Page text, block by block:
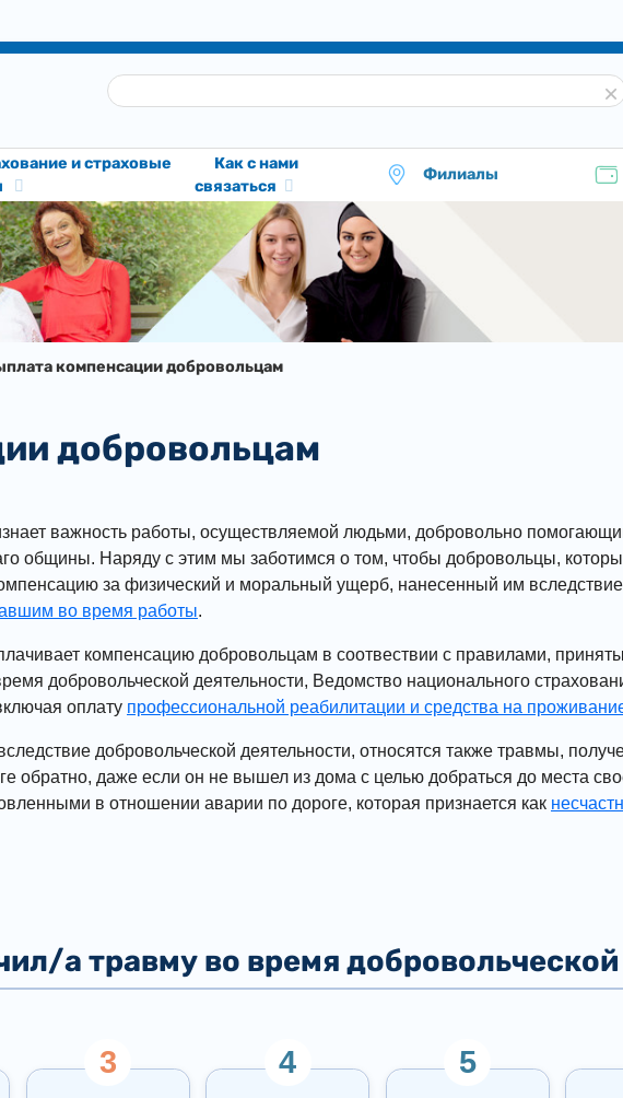
и страховые
Как с нами
связаться
Филиалы
компенсации добровольцам
добровольцам
важность работы, осуществляемой людьми, добровольно
общины. Наряду с этим мы заботимся о том, чтобы добровольцы,
за физический и моральный ущерб, нанесенный им
во время работы.
компенсацию добровольцам в соотвествии с правилами,
добровольческой деятельности, Ведомство национального
оплату профессиональной реабилитации и средства на
добровольческой деятельности, относятся также травмы,
обратно, даже если он не вышел из дома с целью добраться до места
в отношении аварии по дороге, которая признается как
а травму во время